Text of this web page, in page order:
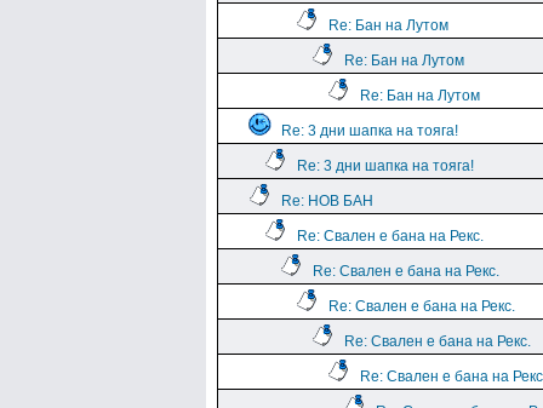
Re: Бан на Лутом
Re: Бан на Лутом
Re: Бан на Лутом
Re: 3 дни шапка на тояга!
Re: 3 дни шапка на тояга!
Re: НОВ БАН
Re: Свален е бана на Рекс.
Re: Свален е бана на Рекс.
Re: Свален е бана на Рекс.
Re: Свален е бана на Рекс.
Re: Свален е бана на